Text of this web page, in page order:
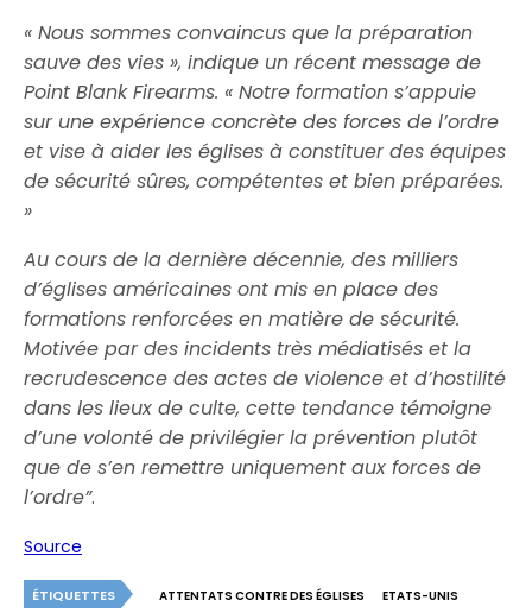
« Nous sommes convaincus que la préparation
sauve des vies », indique un récent message de
Point Blank Firearms. « Notre formation s’appuie
sur une expérience concrète des forces de l’ordre
et vise à aider les églises à constituer des équipes
de sécurité sûres, compétentes et bien préparées.
»
Au cours de la dernière décennie, des milliers
d’églises américaines ont mis en place des
formations renforcées en matière de sécurité.
Motivée par des incidents très médiatisés et la
recrudescence des actes de violence et d’hostilité
dans les lieux de culte, cette tendance témoigne
d’une volonté de privilégier la prévention plutôt
que de s’en remettre uniquement aux forces de
l’ordre”.
Source
ÉTIQUETTES ATTENTATS CONTRE DES ÉGLISES
ETATS-UNIS